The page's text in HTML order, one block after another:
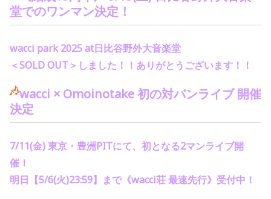
堂でのワンマン決定！
wacci park 2025 at日比谷野外大音楽堂
＜SOLD OUT＞しました！！ありがとうございます！！
wacci × Omoinotake初の対バンライブ 開催
決定
7/11(金)東京・豊洲PITにて、初となる2マンライブ開
催！
明日【5/6(火)23:59】まで《wacci荘 最速先行》受付中！